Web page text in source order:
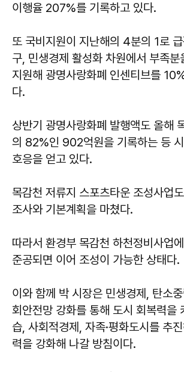
이행율 207%를 기록하고 있다.
또 국비지원이 지난해의 4분의 1로
구, 민생경제 활성화 차원에서 부족분
지원해 광명사랑화폐 인센티브를
다.
상반기 광명사랑화폐 발행액도 올해
의 82%인 902억원을 기록하는 등
호응을 얻고 있다.
목감천 저류지 스포츠타운 조성사업
조사와 기본계획을 마쳤다.
따라서 환경부 목감천 하천정비사업
준공되면 이어 조성이 가능한 상태다.
이와 함께 박 시장은 민생경제, 탄소
회안전망 강화를 통해 도시 회복력을
습, 사회적경제, 자족·평화도시를 추
력을 강화해 나갈 방침이다.